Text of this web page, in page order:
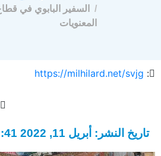
السفير البابوي في
المعنويات
:
https://milhilard.net/svjg
تاريخ النشر: أبريل 11, 2022 12:41 م